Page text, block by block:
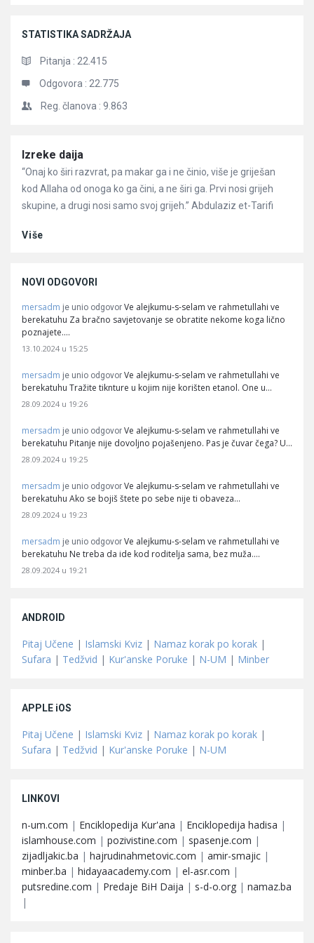
STATISTIKA SADRŽAJA
Pitanja : 22.415
Odgovora : 22.775
Reg. članova : 9.863
Članci
Izreke daija
“Onaj ko širi razvrat, pa makar ga i ne činio, više je griješan
kod Allaha od onoga ko ga čini, a ne širi ga. Prvi nosi grijeh
skupine, a drugi nosi samo svoj grijeh.” Abdulaziz et-Tarifi
Više
NOVI ODGOVORI
mersadm je unio odgovor Ve alejkumu-s-selam ve rahmetullahi ve
berekatuhu Za bračno savjetovanje se obratite nekome koga lično
poznajete.…
13.10.2024 u 15:25
mersadm je unio odgovor Ve alejkumu-s-selam ve rahmetullahi ve
berekatuhu Tražite tiknture u kojim nije korišten etanol. One u…
28.09.2024 u 19:26
mersadm je unio odgovor Ve alejkumu-s-selam ve rahmetullahi ve
berekatuhu Pitanje nije dovoljno pojašenjeno. Pas je čuvar čega? U…
28.09.2024 u 19:25
mersadm je unio odgovor Ve alejkumu-s-selam ve rahmetullahi ve
berekatuhu Ako se bojiš štete po sebe nije ti obaveza…
28.09.2024 u 19:23
mersadm je unio odgovor Ve alejkumu-s-selam ve rahmetullahi ve
berekatuhu Ne treba da ide kod roditelja sama, bez muža.…
28.09.2024 u 19:21
ANDROID
Pitaj Učene | Islamski Kviz | Namaz korak po korak |
Sufara | Tedžvid | Kur'anske Poruke | N-UM | Minber
APPLE iOS
Pitaj Učene | Islamski Kviz | Namaz korak po korak |
Sufara | Tedžvid | Kur'anske Poruke | N-UM
LINKOVI
n-um.com | Enciklopedija Kur'ana | Enciklopedija hadisa |
islamhouse.com | pozivistine.com | spasenje.com |
zijadljakic.ba | hajrudinahmetovic.com | amir-smajic |
minber.ba | hidayaacademy.com | el-asr.com |
putsredine.com | Predaje BiH Daija | s-d-o.org | namaz.ba
|